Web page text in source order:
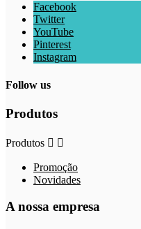
Facebook
Twitter
YouTube
Pinterest
Instagram
Follow us
Produtos
Produtos  
Promoção
Novidades
A nossa empresa